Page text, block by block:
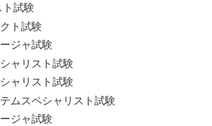
ト試験
ト試験
ジャ試験
ャリスト試験
ャリスト試験
ムスペシャリスト試験
ジャ試験